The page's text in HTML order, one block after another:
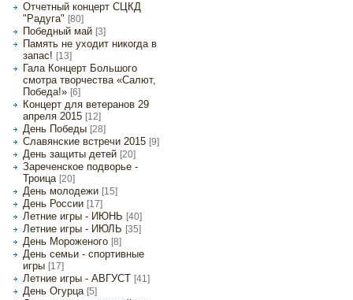
Отчетный концерт СЦКД
"Радуга" [80]
Победный май [3]
Память не уходит никогда в
запас! [13]
Гала Концерт Большого
смотра творчества «Салют,
Победа!» [6]
Концерт для ветеранов 29
апреля 2015 [12]
День Победы [28]
Славянские встречи 2015 [9]
День защиты детей [20]
Зареченское подворье -
Троица [20]
День молодежи [15]
День России [17]
Летние игры - ИЮНЬ [40]
Летние игры - ИЮЛЬ [35]
День Мороженого [8]
День семьи - спортивные
игры [17]
Летние игры - АВГУСТ [41]
День Огурца [5]